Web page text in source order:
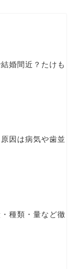
婚間近？たけも
因は病気や歯並
種類・量など徹